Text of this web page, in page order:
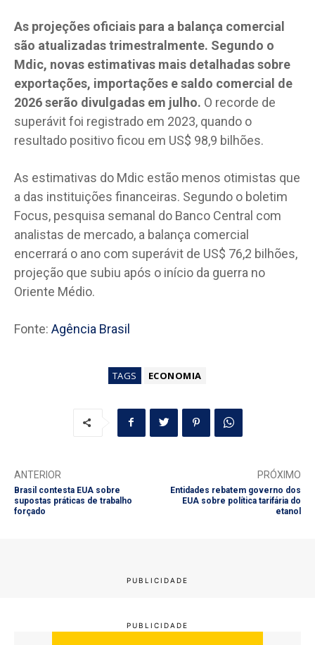
As projeções oficiais para a balança comercial
são atualizadas trimestralmente. Segundo o
Mdic, novas estimativas mais detalhadas sobre
exportações, importações e saldo comercial de
2026 serão divulgadas em julho. O recorde de
superávit foi registrado em 2023, quando o
resultado positivo ficou em US$ 98,9 bilhões.
As estimativas do Mdic estão menos otimistas que
a das instituições financeiras. Segundo o boletim
Focus, pesquisa semanal do Banco Central com
analistas de mercado, a balança comercial
encerrará o ano com superávit de US$ 76,2 bilhões,
projeção que subiu após o início da guerra no
Oriente Médio.
Fonte: Agência Brasil
TAGS ECONOMIA
ANTERIOR
Brasil contesta EUA sobre
supostas práticas de trabalho
forçado
PRÓXIMO
Entidades rebatem governo dos
EUA sobre política tarifária do
etanol